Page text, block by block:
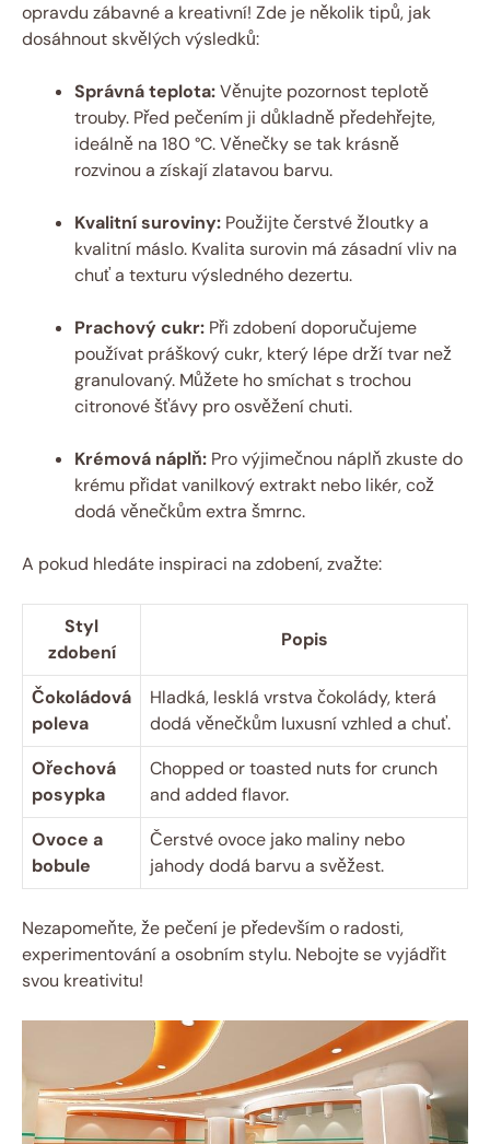
opravdu zábavné a kreativní! Zde je několik tipů, jak
dosáhnout skvělých výsledků:
Správná teplota:Věnujte pozornost teplotě
trouby. Před pečením ji důkladně předehřejte,
ideálně na 180 °C. Věnečky se tak krásně
rozvinou a získají zlatavou barvu.
Kvalitní suroviny: Použijte čerstvé žloutky a
kvalitní máslo. Kvalita surovin má zásadní vliv na
chuť a texturu výsledného dezertu.
Prachový cukr: Při zdobení doporučujeme
používat práškový cukr, který lépe drží tvar než
granulovaný. Můžete ho smíchat s trochou
citronové šťávy pro osvěžení chuti.
Krémová náplň: Pro výjimečnou náplň zkuste do
krému přidat vanilkový extrakt nebo likér, což
dodá věnečkům extra šmrnc.
A pokud hledáte inspiraci na zdobení, zvažte:
Styl
zdobení
Popis
Čokoládová
poleva
Hladká, lesklá vrstva čokolády, která
dodá věnečkům luxusní vzhled a chuť.
Ořechová
posypka
Chopped or toasted nuts for crunch
and added flavor.
Ovoce a
bobule
Čerstvé ovoce jako maliny nebo
jahody dodá barvu a svěžest.
Nezapomeňte, že pečení je především o radosti,
experimentování a osobním stylu. Nebojte se vyjádřit
svou kreativitu!